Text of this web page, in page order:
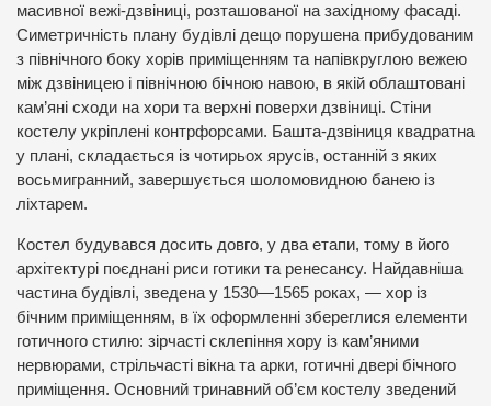
масивної вежі-дзвіниці, розташованої на західному фасаді.
Симетричність плану будівлі дещо порушена прибудованим
з північного боку хорів приміщенням та напівкруглою вежею
між дзвіницею і північною бічною навою, в якій облаштовані
кам’яні сходи на хори та верхні поверхи дзвіниці. Стіни
костелу укріплені контрфорсами. Башта-дзвіниця квадратна
у плані, складається із чотирьох ярусів, останній з яких
восьмигранний, завершується шоломовидною банею із
ліхтарем.
Костел будувався досить довго, у два етапи, тому в його
архітектурі поєднані риси готики та ренесансу. Найдавніша
частина будівлі, зведена у 1530—1565 роках, — хор із
бічним приміщенням, в їх оформленні збереглися елементи
готичного стилю: зірчасті склепіння хору із кам’яними
нервюрами, стрільчасті вікна та арки, готичні двері бічного
приміщення. Основний тринавний об’єм костелу зведений